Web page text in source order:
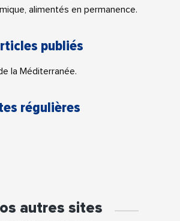
alimentés en permanence.
publiés
la Méditerranée.
régulières
autres sites